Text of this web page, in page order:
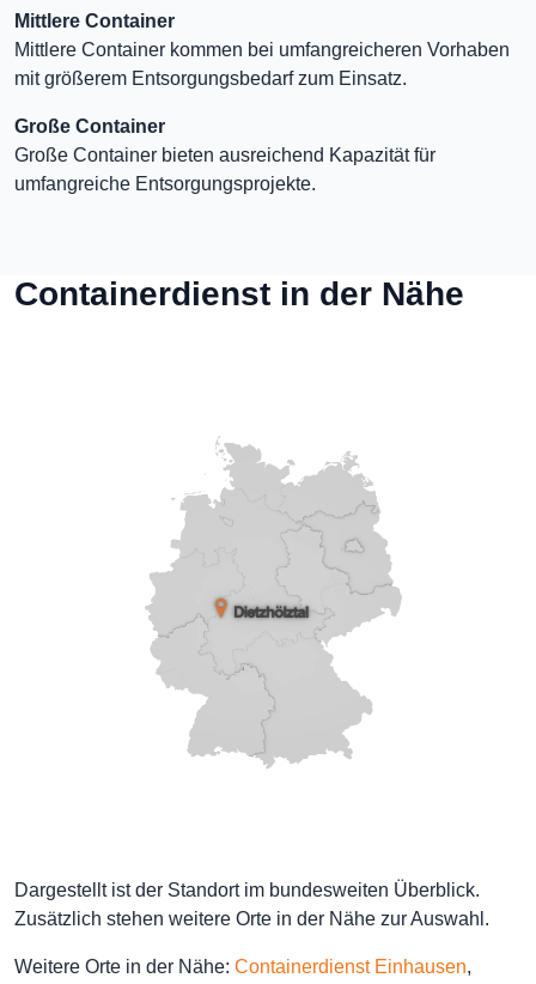
Mittlere Container
Mittlere Container kommen bei umfangreicheren Vorhaben
mit größerem Entsorgungsbedarf zum Einsatz.
Große Container
Große Container bieten ausreichend Kapazität für
umfangreiche Entsorgungsprojekte.
Containerdienst in der Nähe
Dargestellt ist der Standort im bundesweiten Überblick.
Zusätzlich stehen weitere Orte in der Nähe zur Auswahl.
Weitere Orte in der Nähe: Containerdienst Einhausen,